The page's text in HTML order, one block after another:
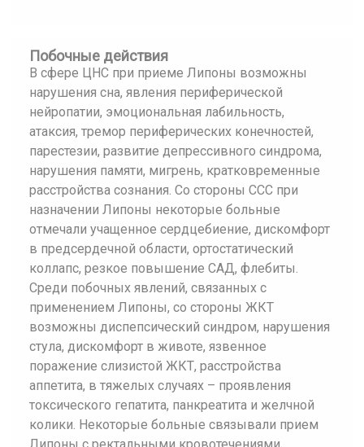
Побочные действия
В сфере ЦНС при приеме Липоны возможны
нарушения сна, явления периферической
нейропатии, эмоциональная лабильность,
атаксия, тремор периферических конечностей,
парестезии, развитие депрессивного синдрома,
нарушения памяти, мигрень, кратковременные
расстройства сознания. Со стороны ССС при
назначении Липоны некоторые больные
отмечали учащенное сердцебиение, дискомфорт
в предсердечной области, ортостатический
коллапс, резкое повышение САД, флебиты.
Среди побочных явлений, связанных с
применением Липоны, со стороны ЖКТ
возможны диспепсический синдром, нарушения
стула, дискомфорт в животе, язвенное
поражение слизистой ЖКТ, расстройства
аппетита, в тяжелых случаях – проявления
токсического гепатита, панкреатита и желчной
колики. Некоторые больные связывали прием